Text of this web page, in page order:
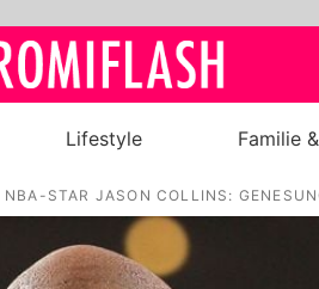
Royals
Stars
Lifestyle Familie
NBA-STAR JASON COLLINS: